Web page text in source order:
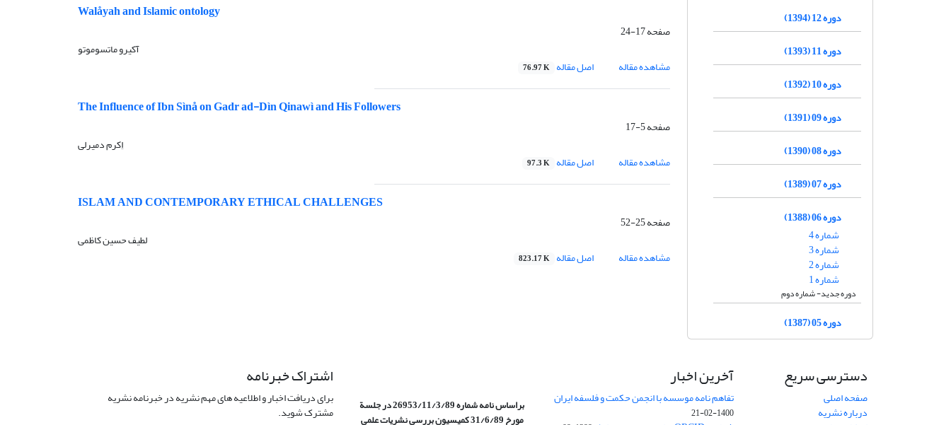
Walåyah and Islamic ontology
صفحه17-24
آکیرو ماتسوموتو
مشاهده مقاله
اصل مقاله 76.97 K
The Influence of Ibn Sìnå on Gadr ad-Dìn Qinawì and His Followers
صفحه5-17
اِکرم دمیرلی
مشاهده مقاله
اصل مقاله 97.3 K
ISLAM AND CONTEMPORARY ETHICAL CHALLENGES
صفحه25-52
لطیف حسین کاظمی
مشاهده مقاله
اصل مقاله 823.17 K
دوره 12 (1394)
دوره 11 (1393)
دوره 10 (1392)
دوره 09 (1391)
دوره 08 (1390)
دوره 07 (1389)
دوره 06 (1388)
شماره 4
شماره 3
شماره 2
شماره 1
دوره جدید- شماره دوم
دوره 05 (1387)
دسترسی سریع
صفحه اصلی
درباره نشریه
آخرین اخبار
تفاهم نامه موسسه با انجمن حکمت و فلسفه ایران
1400-02-21
براساس نامه شماره 26953/11/3/89 در جلسة
مورخ 31/6/89 کمیسیون
بررسی نشریات علمی
اشتراک خبرنامه
برای دریافت اخبار و اطلاعیه های مهم نشریه در خبرنامه نشریه
مشترک شوید.